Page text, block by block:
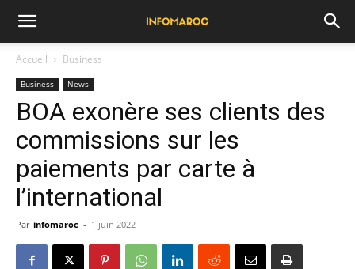
Accueil Business
Business News
BOA exonère ses clients des
commissions sur les
paiements par carte à
l’international
Par infomaroc - 1 juin 2022